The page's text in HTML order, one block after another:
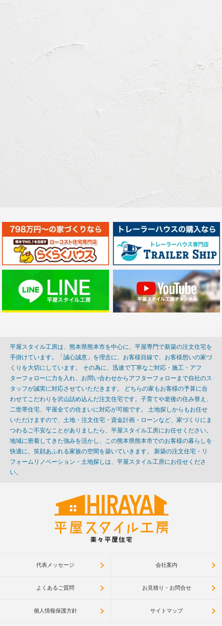
平屋スタイル工房は、熊本県熊本市を中心に、平屋専門で新築の注文住宅を
手掛けています。「誠心誠意」を理念に、お客様目線で、お客様想いの家づ
くりを大切にしています。 その為に、迅速で丁寧なご対応・施工・アフ
ターフォローに力を入れ、お問い合わせからアフターフォローまで自社のス
タッフが誠実に対応させていただきます。 どちらの家もお客様の予算に合
わせてこだわりを沢山詰め込んだ注文住宅です。子育てや老後の住み替え、
二世帯住宅、平屋全ての住まいに対応が可能です。 土地探しからもお任せ
いただけますので、土地・注文住宅・資金計画・ローンなど、家づくりにま
つわるご不安なことがありましたら、平屋スタイル工房にお任せください。
地域に密着してきた強みを活かし、この熊本県熊本市でのお客様の暮らしを
快適に、笑顔あふれる家族の空間を築いていきます。 新築の注文住宅・リ
フォームリノベーション・土地探しは、平屋スタイル工房にお任せくださ
い。
代表メッセージ 会社案内
よくあるご質問 お見積り・お問合せ
個人情報保護方針 サイトマップ